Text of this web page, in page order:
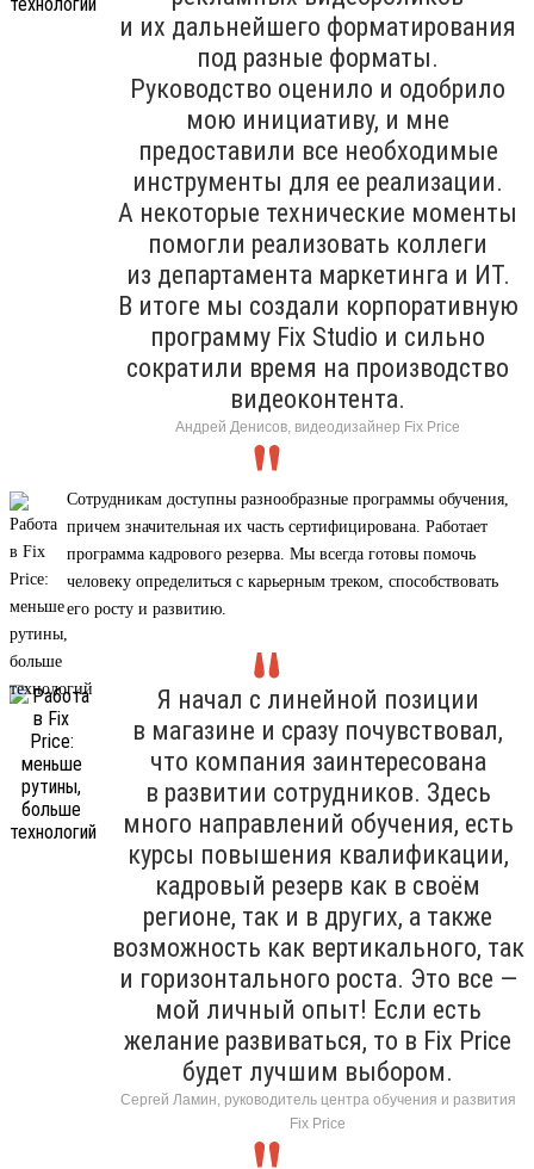
и их дальнейшего форматирования
под разные форматы.
Руководство оценило и одобрило
мою инициативу, и мне
предоставили все необходимые
инструменты для ее реализации.
А некоторые технические моменты
помогли реализовать коллеги
из департамента маркетинга и ИТ.
В итоге мы создали корпоративную
программу Fix Studio и сильно
сократили время на производство
видеоконтента.
Андрей Денисов, видеодизайнер Fix Price
Сотрудникам доступны разнообразные программы обучения,
причем значительная их часть сертифицирована. Работает
программа кадрового резерва. Мы всегда готовы помочь
человеку определиться с карьерным треком, способствовать
его росту и развитию.
Я начал с линейной позиции
в магазине и сразу почувствовал,
что компания заинтересована
в развитии сотрудников. Здесь
много направлений обучения, есть
курсы повышения квалификации,
кадровый резерв как в своём
регионе, так и в других, а также
возможность как вертикального, так
и горизонтального роста. Это все —
мой личный опыт! Если есть
желание развиваться, то в Fix Price
будет лучшим выбором.
Сергей Ламин, руководитель центра обучения и развития
Fix Price